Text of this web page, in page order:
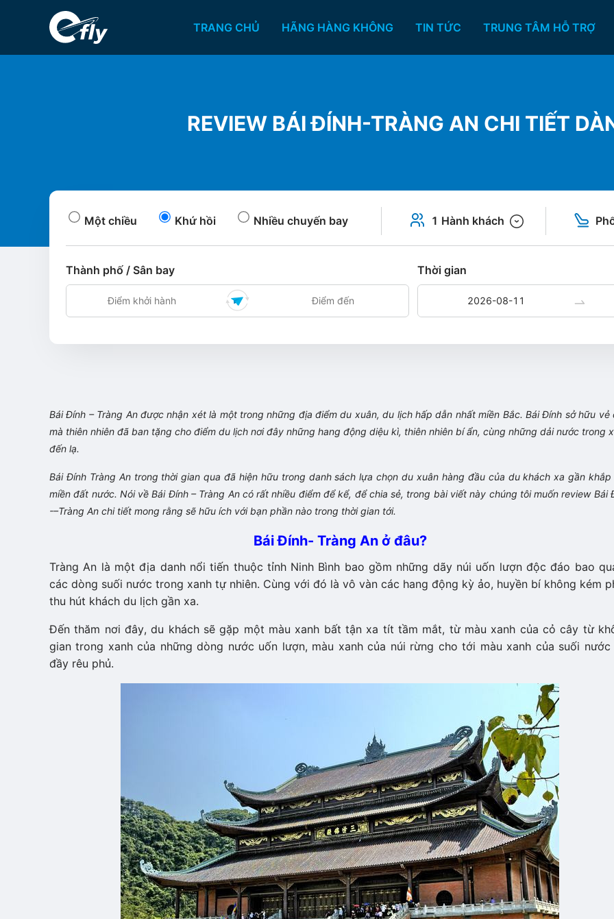
TRANG CHỦ HÃNG HÀNG KHÔNG TIN TỨC TRUNG TÂM HỖ TRỢ
REVIEW BÁI ĐÍNH-TRÀNG AN CHI TIẾT
Một chiều Khứ hồi Nhiều chuyến bay 1 Hành khách
Thành phố / Sân bay Thời gian
Bái Đính – Tràng An được nhận xét là một trong những địa điểm du xuân, du lịch hấp dẫn nhất miền Bắc. Bái Đính sở hữu vẻ
mà thiên nhiên đã ban tặng cho điểm du lịch nơi đây những hang động diệu kì, thiên nhiên bí ẩn, cùng những dải nước trong
đến lạ.
Bái Đính Tràng An trong thời gian qua đã hiện hữu trong danh sách lựa chọn du xuân hàng đầu của du khách xa gần khắp
miền đất nước. Nói về Bái Đính – Tràng An có rất nhiều điểm để kể, để chia sẻ, trong bài viết này chúng tôi muốn review Bái
-–Tràng An chi tiết mong rằng sẽ hữu ích với bạn phần nào trong thời gian tới.
Bái Đính- Tràng An ở đâu?
Tràng An là một địa danh nổi tiến thuộc tỉnh Ninh Bình bao gồm những dãy núi uốn lượn độc đáo bao
các dòng suối nước trong xanh tự nhiên. Cùng với đó là vô vàn các hang động kỳ ảo, huyền bí không kém
thu hút khách du lịch gần xa.
Đến thăm nơi đây, du khách sẽ gặp một màu xanh bất tận xa tít tầm mắt, từ màu xanh của cỏ cây từ
gian trong xanh của những dòng nước uốn lượn, màu xanh của núi rừng cho tới màu xanh của suối nước
đầy rêu phủ.